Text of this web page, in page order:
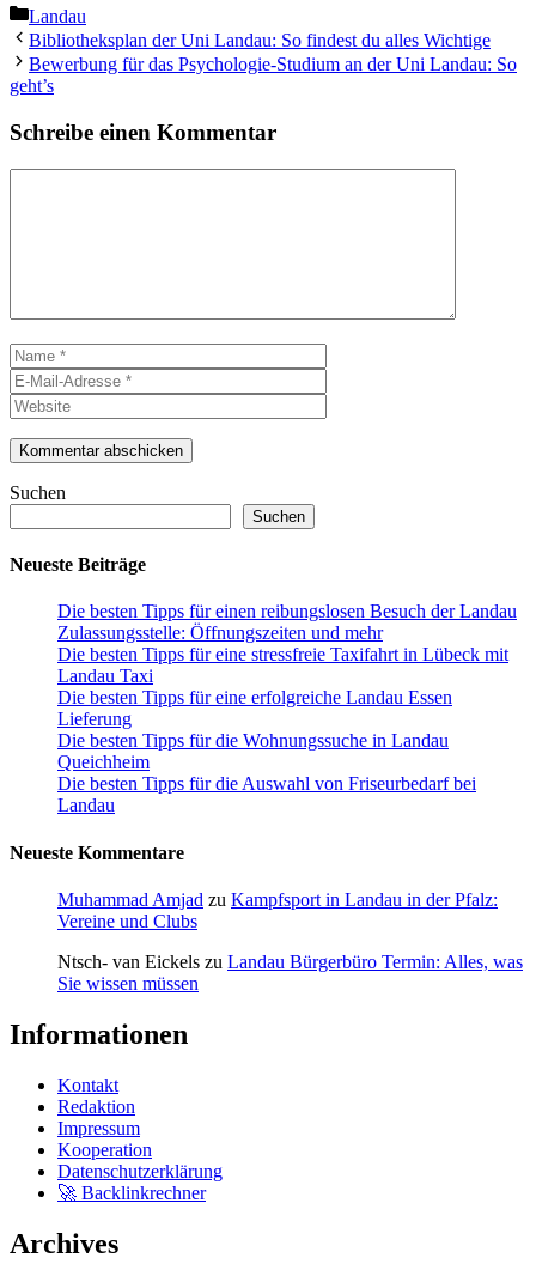
Kategorien
Landau
Bibliotheksplan der Uni Landau: So findest du alles Wichtige
Bewerbung für das Psychologie-Studium an der Uni Landau: So
geht’s
Schreibe einen Kommentar
Name
Mail-
Adresse
Suchen
Suchen
Neueste Beiträge
Die besten Tipps für einen reibungslosen Besuch der Landau
Zulassungsstelle: Öffnungszeiten und mehr
Die besten Tipps für eine stressfreie Taxifahrt in Lübeck mit
Landau Taxi
Die besten Tipps für eine erfolgreiche Landau Essen
Lieferung
Die besten Tipps für die Wohnungssuche in Landau
Queichheim
Die besten Tipps für die Auswahl von Friseurbedarf bei
Landau
Neueste Kommentare
Muhammad Amjad zu Kampfsport in Landau in der Pfalz:
Vereine und Clubs
Ntsch- van Eickels zu Landau Bürgerbüro Termin: Alles, was
Sie wissen müssen
Informationen
Kontakt
Redaktion
Impressum
Kooperation
Datenschutzerklärung
🚀 Backlinkrechner
Archives